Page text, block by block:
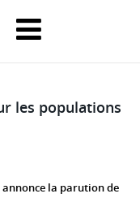
les populations
annonce la parution de